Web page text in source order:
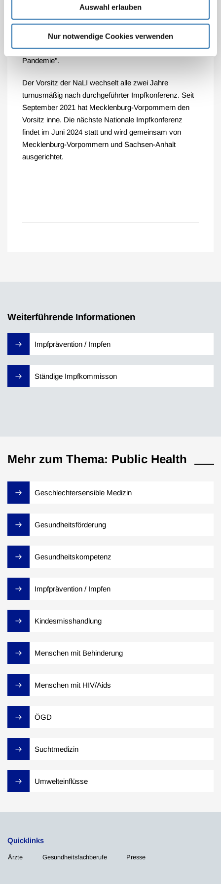
Auswahl erlauben
Nur notwendige Cookies verwenden
Vorsitz der NaLI ausgerichtet werden, finden alle zwei
Jahre statt. Die letzte Impfkonferenz fand im Juni 2022
in Wiesbaden unter dem Motto "Impfen im Umbruch:
Herausforderungen und Chancen durch die
Pandemie".
Der Vorsitz der NaLI wechselt alle zwei Jahre
turnusmäßig nach durchgeführter Impfkonferenz. Seit
September 2021 hat Mecklenburg-Vorpommern den
Vorsitz inne. Die nächste Nationale Impfkonferenz
findet im Juni 2024 statt und wird gemeinsam von
Mecklenburg-Vorpommern und Sachsen-Anhalt
ausgerichtet.
Weiterführende Informationen
Impfprävention / Impfen
Ständige Impfkommisson
Mehr zum Thema: Public Health
Geschlechtersensible Medizin
Gesundheitsförderung
Gesundheitskompetenz
Impfprävention / Impfen
Kindesmisshandlung
Menschen mit Behinderung
Menschen mit HIV/Aids
ÖGD
Suchtmedizin
Umwelteinflüsse
Quicklinks
Ärzte Gesundheitsfachberufe Presse